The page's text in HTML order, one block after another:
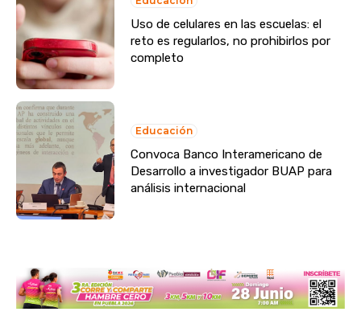
Uso de celulares en las escuelas: el
reto es regularlos, no prohibirlos por
completo
Educación
Convoca Banco Interamericano de
Desarrollo a investigador BUAP para
análisis internacional